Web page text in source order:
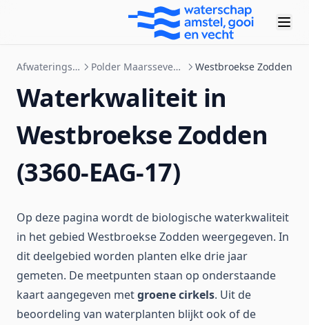
Afwateringsgebieden Polder Maarsseveen-Westbroek Westbroekse Zodden
Waterkwaliteit in
Westbroekse Zodden
(3360-EAG-17)
Op deze pagina wordt de biologische waterkwaliteit
in het gebied Westbroekse Zodden weergegeven. In
dit deelgebied worden planten elke drie jaar
gemeten. De meetpunten staan op onderstaande
kaart aangegeven metgroene cirkels. Uit de
beoordeling van waterplanten blijkt ook of de